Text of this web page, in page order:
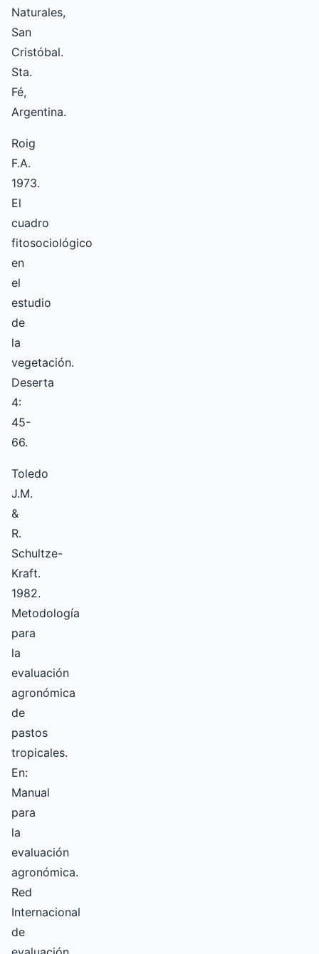
Naturales,
San
Cristóbal.
Sta.
Fé,
Argentina.
Roig
F.A.
1973.
El
cuadro
fitosociológico
en
el
estudio
de
la
vegetación.
Deserta
4:
45-
66.
Toledo
J.M.
&
R.
Schultze-
Kraft.
1982.
Metodología
para
la
evaluación
agronómica
de
pastos
tropicales.
En:
Manual
para
la
evaluación
agronómica.
Red
Internacional
de